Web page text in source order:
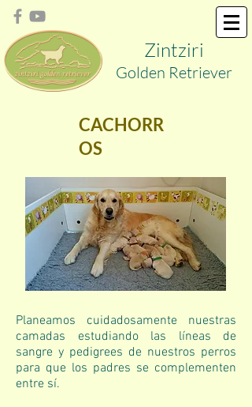
Zintziri
Golden Retriever
CACHORR
OS
Planeamos cuidadosamente nuestras
camadas estudiando las líneas de
sangre y pedigrees de nuestros perros
para que los padres se complementen
entre sí.